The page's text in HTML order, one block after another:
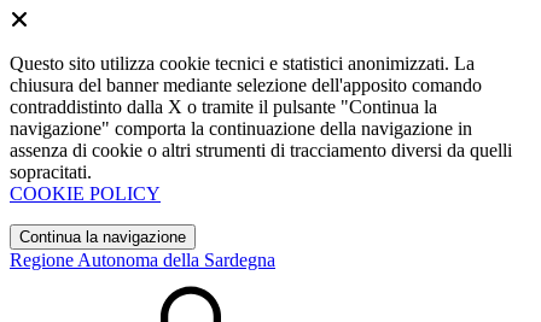
Questo sito utilizza cookie tecnici e statistici anonimizzati. La
chiusura del banner mediante selezione dell'apposito comando
contraddistinto dalla X o tramite il pulsante "Continua la
navigazione" comporta la continuazione della navigazione in
assenza di cookie o altri strumenti di tracciamento diversi da quelli
sopracitati.
COOKIE POLICY
Continua la navigazione
Regione Autonoma della Sardegna